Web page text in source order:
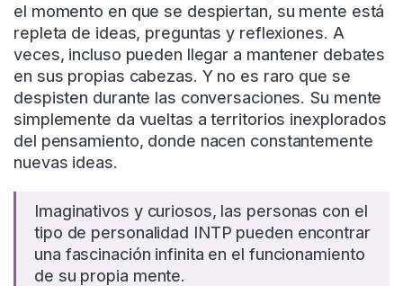
el momento en que se despiertan, su mente está
repleta de ideas, preguntas y reflexiones. A
veces, incluso pueden llegar a mantener debates
en sus propias cabezas. Y no es raro que se
despisten durante las conversaciones. Su mente
simplemente da vueltas a territorios inexplorados
del pensamiento, donde nacen constantemente
nuevas ideas.
Imaginativos y curiosos, las personas con el
tipo de personalidad INTP pueden encontrar
una fascinación infinita en el funcionamiento
de su propia mente.